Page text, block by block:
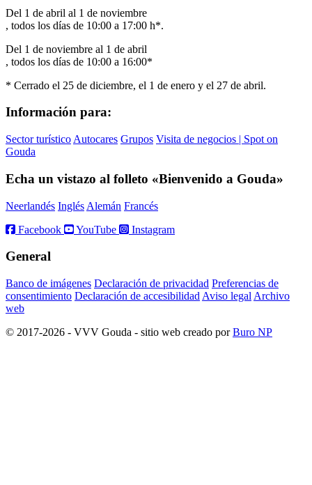
Del 1 de abril al 1 de noviembre
, todos los días de 10:00 a 17:00 h*.
Del 1 de noviembre al 1 de abril
, todos los días de 10:00 a 16:00*
* Cerrado el 25 de diciembre, el 1 de enero y el 27 de abril.
Información para:
Sector turístico Autocares Grupos Visita de negocios | Spot on
Gouda
Echa un vistazo al folleto «Bienvenido a Gouda»
Neerlandés Inglés Alemán Francés
Facebook
YouTube Instagram
General
Banco de imágenes Declaración de privacidad Preferencias de
consentimiento Declaración de accesibilidad Aviso legal Archivo
web
© 2017-2026 - VVV Gouda - sitio web creado porBuro NP